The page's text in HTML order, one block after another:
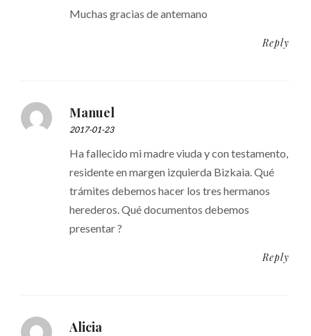
Muchas gracias de antemano
Reply
Manuel
2017-01-23
Ha fallecido mi madre viuda y con testamento,
residente en margen izquierda Bizkaia. Qué
trámites debemos hacer los tres hermanos
herederos. Qué documentos debemos
presentar ?
Reply
Alicia